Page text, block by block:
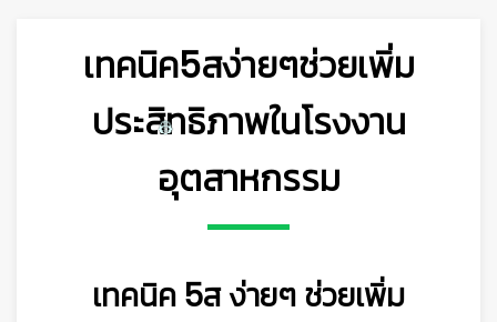
เทคนิค5สง่ายๆช่วยเพิ่ม
ประสิทธิภาพในโรงงาน
อุตสาหกรรม
เทคนิค 5ส ง่ายๆ ช่วยเพิ่ม